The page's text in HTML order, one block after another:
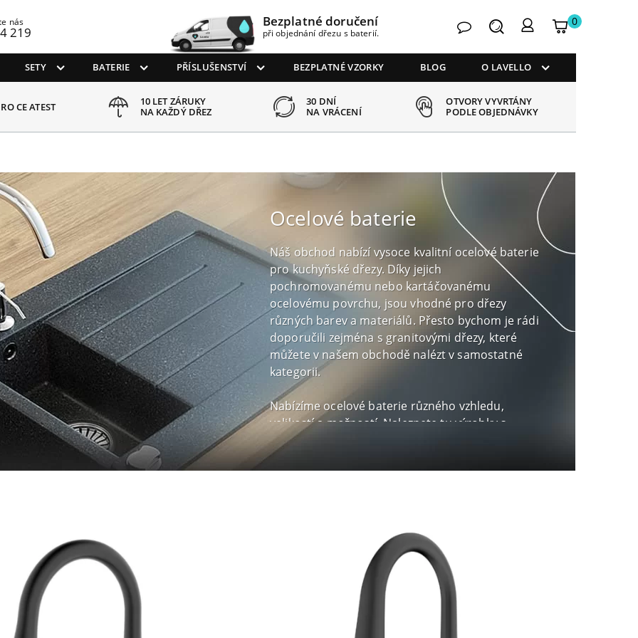
nás
219
Bezplatné doručení
při objednání dřezu s baterií.
Kontakt Hledat
Můj
0
SETY BATERIE PŘÍSLUŠENSTVÍ BEZPLATNÉ VZORKY BLOG O LAVELLO
CE ATEST
10 LET ZÁRUKY
NA KAŽDÝ DŘEZ
30 DNÍ
NA VRÁCENÍ
OTVORY VYVRTÁNY
PODLE OBJEDNÁVKY
Ocelové baterie
Náš obchod nabízí vysoce kvalitní ocelové baterie
pro kuchyňské dřezy. Díky jejich
pochromovanému nebo kartáčovanému
ocelovému povrchu, jsou vhodné pro dřezy
různých barev a materiálů. Přesto bychom je rádi
doporučili zejména s granitovými dřezy, které
můžete v našem obchodě nalézt v samostatné
kategorii.
Nabízíme ocelové baterie různého vzhledu,
velikostí a možností. Naleznete tu výrobky s
vysokou výpustí (díky čemuž je minimalizováno
riziko poškození nádobí), vytahovací sprchou (což
usnadňuje napuštění konvice vodou) a regulací
hlavici, což zajišťuje mnoho let bezporuchového